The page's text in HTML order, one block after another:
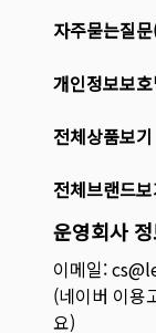
자주묻는질
개인정보보
전체상품보기
전체브랜드보
운영회사
이메일:
(네이버 이용
요)